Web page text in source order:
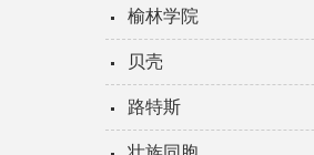
榆林学院
贝壳
路特斯